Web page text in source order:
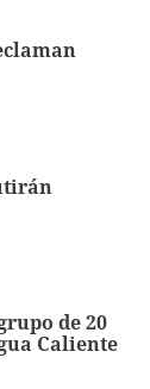
de 20
Caliente